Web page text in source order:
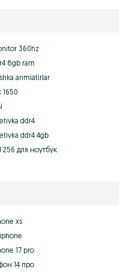
360hz
8gb ram
anmiatirlar
1650
ddr4
ddr4 4gb
256 для ноутбук
xs
iphone
17 pro
14 про